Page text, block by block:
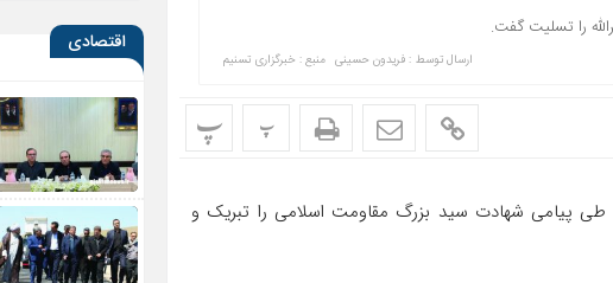
را تسلیت گفت.
ارسال توسط : فریدون حسینی منبع : خبرگزاری تسنیم
پ پ
طی پیامی شهادت سید بزرگ مقاومت اسلامی را تبریک و
اقتصادی